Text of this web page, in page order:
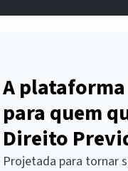
A
para quem
Direito
Projetada para tornar